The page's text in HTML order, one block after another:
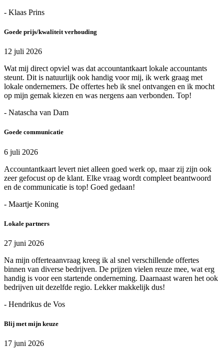
- Klaas Prins
Goede prijs/kwaliteit verhouding
12 juli 2026
Wat mij direct opviel was dat accountantkaart lokale accountants
steunt. Dit is natuurlijk ook handig voor mij, ik werk graag met
lokale ondernemers. De offertes heb ik snel ontvangen en ik mocht
op mijn gemak kiezen en was nergens aan verbonden. Top!
- Natascha van Dam
Goede communicatie
6 juli 2026
Accountantkaart levert niet alleen goed werk op, maar zij zijn ook
zeer gefocust op de klant. Elke vraag wordt compleet beantwoord
en de communicatie is top! Goed gedaan!
- Maartje Koning
Lokale partners
27 juni 2026
Na mijn offerteaanvraag kreeg ik al snel verschillende offertes
binnen van diverse bedrijven. De prijzen vielen reuze mee, wat erg
handig is voor een startende onderneming. Daarnaast waren het ook
bedrijven uit dezelfde regio. Lekker makkelijk dus!
- Hendrikus de Vos
Blij met mijn keuze
17 juni 2026